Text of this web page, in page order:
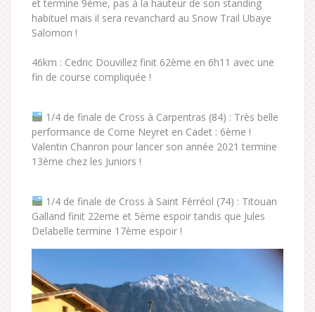
et termine 9ème, pas à la hauteur de son standing
habituel mais il sera revanchard au Snow Trail Ubaye
Salomon !
46km : Cedric Douvillez finit 62ème en 6h11 avec une
fin de course compliquée !
1/4 de finale de Cross à Carpentras (84) : Très belle
performance de Come Neyret en Cadet : 6ème !
Valentin Chanron pour lancer son année 2021 termine
13ème chez les Juniors !
1/4 de finale de Cross à Saint Férréol (74) : Titouan
Galland finit 22eme et 5ème espoir tandis que Jules
Delabelle termine 17ème espoir !